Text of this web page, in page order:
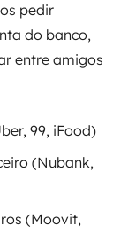
pedir
do banco,
entre amigos
99, iFood)
(Nubank,
(Moovit,